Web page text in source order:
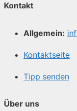
Kontakt
Allgemein:
Kontaktseite
Tipp senden
Über uns